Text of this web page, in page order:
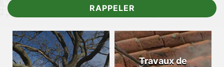
Travaux de